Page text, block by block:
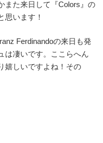
また来日して『Colors』の
思います！
Ferdinandoの来日も発
は凄いです。ここらへん
嬉しいですよね！その